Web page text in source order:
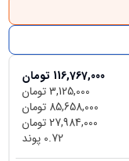
116,767,000 تومان
3,125,000تومان
85,658,000 تومان
27,984,000تومان
0.72 پوند